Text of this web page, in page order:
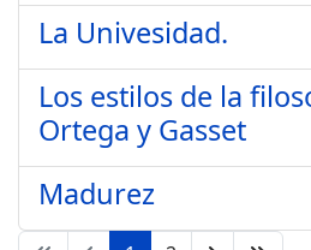
La Univesidad.
Los estilos de la
Ortega y Gasset
Madurez